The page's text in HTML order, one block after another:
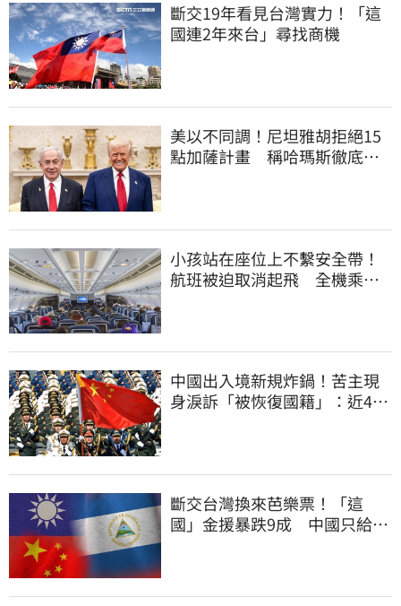
斷交19年看見台灣實力！「這
國連2年來台」尋找商機
美以不同調！尼坦雅胡拒絕15
點加薩計畫 稱哈瑪斯徹底繳
小孩站在座位上不繫安全帶！
航班被迫取消起飛 全機乘客
中國出入境新規炸鍋！苦主現
身淚訴「被恢復國籍」：近4億
斷交台灣換來芭樂票！「這
國」金援暴跌9成 中國只給26